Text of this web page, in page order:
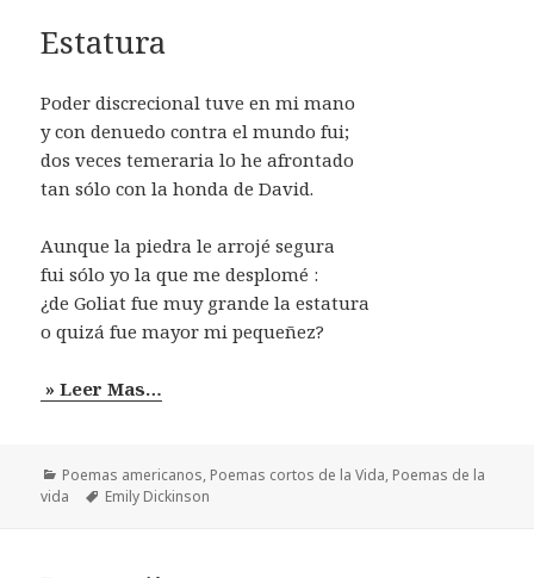
Estatura
Poder discrecional tuve en mi mano
y con denuedo contra el mundo fui;
dos veces temeraria lo he afrontado
tan sólo con la honda de David.
Aunque la piedra le arrojé segura
fui sólo yo la que me desplomé :
¿de Goliat fue muy grande la estatura
o quizá fue mayor mi pequeñez?
» Leer Mas…
Categorías
Poemas americanos, Poemas cortos de la Vida, Poemas de la
vida
Etiquetas
Emily Dickinson